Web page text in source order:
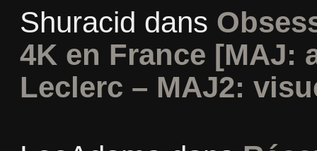
Shuracid dans
4K en France [MAJ:
Leclerc – MAJ2: